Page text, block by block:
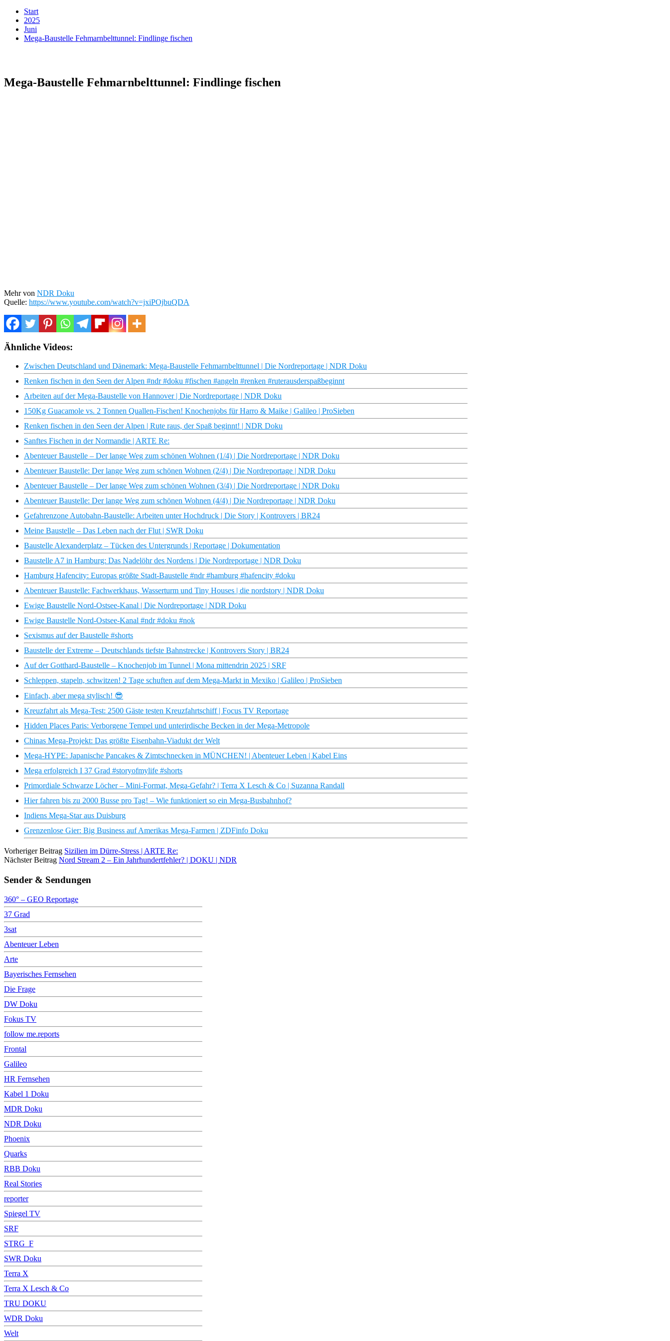
Start
2025
Juni
Mega-Baustelle Fehmarnbelttunnel: Findlinge fischen
Mega-Baustelle Fehmarnbelttunnel: Findlinge fischen
Mehr von NDR Doku
Quelle: https://www.youtube.com/watch?v=jxiPOjbuQDA
Ähnliche Videos:
Zwischen Deutschland und Dänemark: Mega-Baustelle Fehmarnbelttunnel | Die Nordreportage | NDR Doku
Renken fischen in den Seen der Alpen #ndr #doku #fischen #angeln #renken #ruterausderspaßbeginnt
Arbeiten auf der Mega-Baustelle von Hannover | Die Nordreportage | NDR Doku
150Kg Guacamole vs. 2 Tonnen Quallen-Fischen! Knochenjobs für Harro & Maike | Galileo | ProSieben
Renken fischen in den Seen der Alpen | Rute raus, der Spaß beginnt! | NDR Doku
Sanftes Fischen in der Normandie | ARTE Re:
Abenteuer Baustelle – Der lange Weg zum schönen Wohnen (1/4) | Die Nordreportage | NDR Doku
Abenteuer Baustelle: Der lange Weg zum schönen Wohnen (2/4) | Die Nordreportage | NDR Doku
Abenteuer Baustelle – Der lange Weg zum schönen Wohnen (3/4) | Die Nordreportage | NDR Doku
Abenteuer Baustelle: Der lange Weg zum schönen Wohnen (4/4) | Die Nordreportage | NDR Doku
Gefahrenzone Autobahn-Baustelle: Arbeiten unter Hochdruck | Die Story | Kontrovers | BR24
Meine Baustelle – Das Leben nach der Flut | SWR Doku
Baustelle Alexanderplatz – Tücken des Untergrunds | Reportage | Dokumentation
Baustelle A7 in Hamburg: Das Nadelöhr des Nordens | Die Nordreportage | NDR Doku
Hamburg Hafencity: Europas größte Stadt-Baustelle #ndr #hamburg #hafencity #doku
Abenteuer Baustelle: Fachwerkhaus, Wasserturm und Tiny Houses | die nordstory | NDR Doku
Ewige Baustelle Nord-Ostsee-Kanal | Die Nordreportage | NDR Doku
Ewige Baustelle Nord-Ostsee-Kanal #ndr #doku #nok
Sexismus auf der Baustelle #shorts
Baustelle der Extreme – Deutschlands tiefste Bahnstrecke | Kontrovers Story | BR24
Auf der Gotthard-Baustelle – Knochenjob im Tunnel | Mona mittendrin 2025 | SRF
Schleppen, stapeln, schwitzen! 2 Tage schuften auf dem Mega-Markt in Mexiko | Galileo | ProSieben
Einfach, aber mega stylisch! 😎
Kreuzfahrt als Mega-Test: 2500 Gäste testen Kreuzfahrtschiff | Focus TV Reportage
Hidden Places Paris: Verborgene Tempel und unterirdische Becken in der Mega-Metropole
Chinas Mega-Projekt: Das größte Eisenbahn-Viadukt der Welt
Mega-HYPE: Japanische Pancakes & Zimtschnecken in MÜNCHEN! | Abenteuer Leben | Kabel Eins
Mega erfolgreich I 37 Grad #storyofmylife #shorts
Primordiale Schwarze Löcher – Mini-Format, Mega-Gefahr? | Terra X Lesch & Co | Suzanna Randall
Hier fahren bis zu 2000 Busse pro Tag! – Wie funktioniert so ein Mega-Busbahnhof?
Indiens Mega-Star aus Duisburg
Grenzenlose Gier: Big Business auf Amerikas Mega-Farmen | ZDFinfo Doku
Vorheriger Beitrag Sizilien im Dürre-Stress | ARTE Re:
Nächster Beitrag Nord Stream 2 – Ein Jahrhundertfehler? | DOKU | NDR
Sender & Sendungen
360° – GEO Reportage
37 Grad
3sat
Abenteuer Leben
Arte
Bayerisches Fernsehen
Die Frage
DW Doku
Fokus TV
follow me.reports
Frontal
Galileo
HR Fernsehen
Kabel 1 Doku
MDR Doku
NDR Doku
Phoenix
Quarks
RBB Doku
Real Stories
reporter
Spiegel TV
SRF
STRG_F
SWR Doku
Terra X
Terra X Lesch & Co
TRU DOKU
WDR Doku
Welt